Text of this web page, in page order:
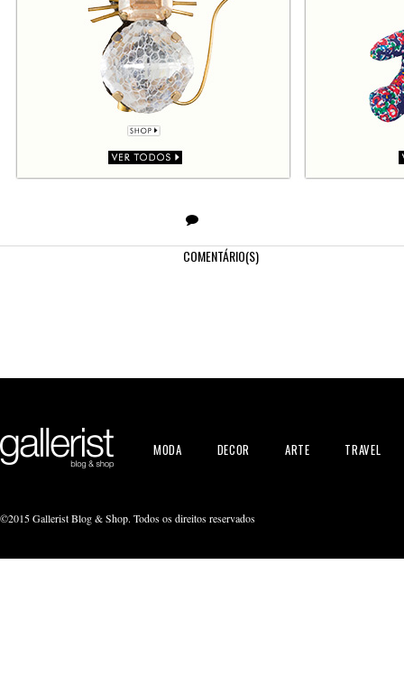
COMENTÁRIO(S)
MODA DECOR ARTE TRAVEL
©2015 Gallerist Blog & Shop. Todos os direitos reservados